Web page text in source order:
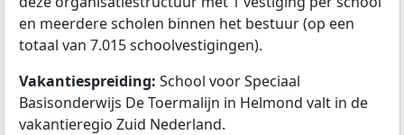
en meerdere scholen binnen het bestuur (op een
totaal van 7.015 schoolvestigingen).
Vakantiespreiding: School voor Speciaal
Basisonderwijs De Toermalijn in Helmond valt in de
vakantieregio Zuid Nederland.